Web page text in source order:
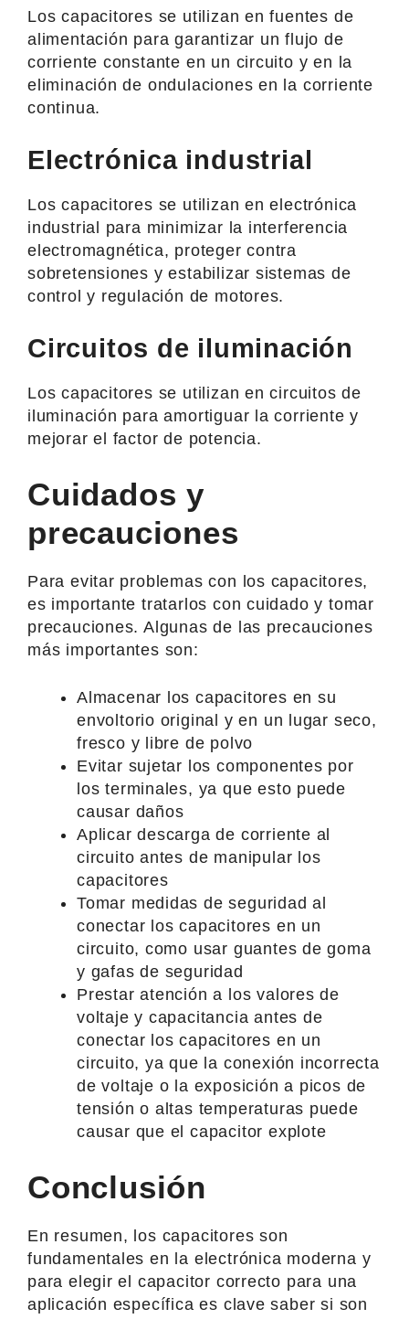
Los capacitores se utilizan en fuentes de
alimentación para garantizar un flujo de
corriente constante en un circuito y en la
eliminación de ondulaciones en la corriente
continua.
Electrónica industrial
Los capacitores se utilizan en electrónica
industrial para minimizar la interferencia
electromagnética, proteger contra
sobretensiones y estabilizar sistemas de
control y regulación de motores.
Circuitos de iluminación
Los capacitores se utilizan en circuitos de
iluminación para amortiguar la corriente y
mejorar el factor de potencia.
Cuidados y
precauciones
Para evitar problemas con los capacitores,
es importante tratarlos con cuidado y tomar
precauciones. Algunas de las precauciones
más importantes son:
Almacenar los capacitores en su
envoltorio original y en un lugar seco,
fresco y libre de polvo
Evitar sujetar los componentes por
los terminales, ya que esto puede
causar daños
Aplicar descarga de corriente al
circuito antes de manipular los
capacitores
Tomar medidas de seguridad al
conectar los capacitores en un
circuito, como usar guantes de goma
y gafas de seguridad
Prestar atención a los valores de
voltaje y capacitancia antes de
conectar los capacitores en un
circuito, ya que la conexión incorrecta
de voltaje o la exposición a picos de
tensión o altas temperaturas puede
causar que el capacitor explote
Conclusión
En resumen, los capacitores son
fundamentales en la electrónica moderna y
para elegir el capacitor correcto para una
aplicación específica es clave saber si son